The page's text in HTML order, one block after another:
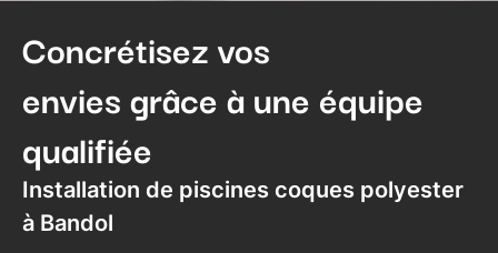
Installation de piscines coques polyester
à Bandol
Concrétisez vos
envies grâce à une équipe
qualifiée